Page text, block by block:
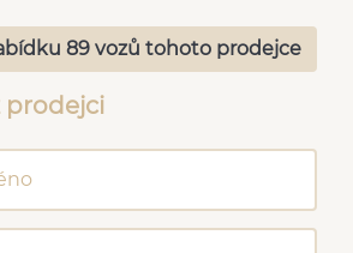
89 vozů tohoto prodejce
prodejci